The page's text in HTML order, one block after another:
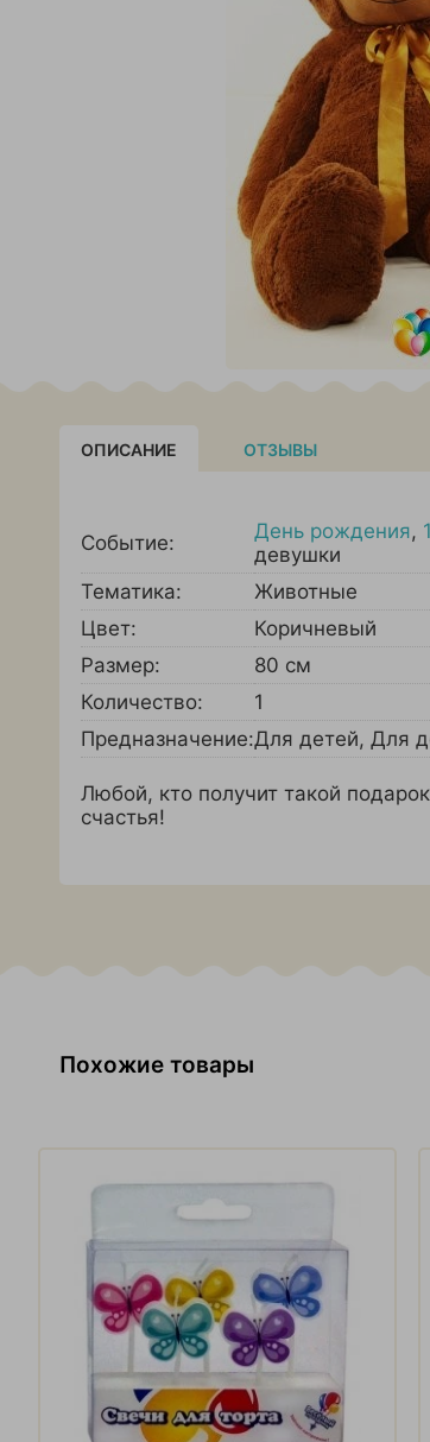
ОПИСАНИЕ ОТЗЫВЫ
Событие: День рождения,
девушки
Тематика:
Животные
Цвет:
Коричневый
Размер:
80 см
Количество:
1
Предназначение:Для детей, Для
Любой, кто получит такой
счастья!
Похожие товары